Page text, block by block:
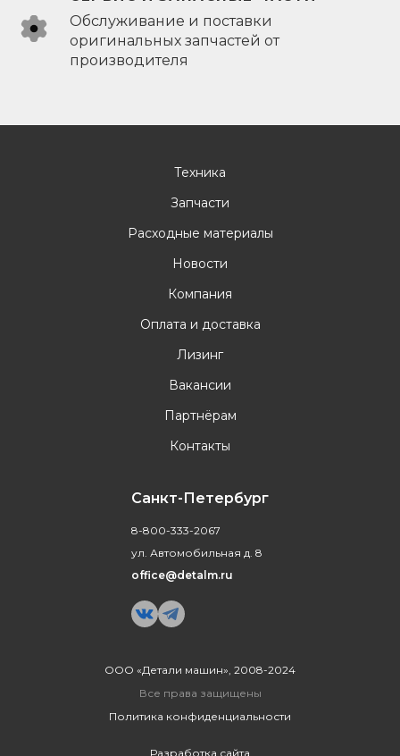
Обслуживание и поставки
оригинальных запчастей от
производителя
ООО «Детали машин», 2008-2024
Все права защищены
Политика конфиденциальности
Разработка сайта
Техника
Запчасти
Расходные материалы
Новости
Компания
Оплата и доставка
Лизинг
Вакансии
Партнёрам
Контакты
Санкт-Петербург
8-800-333-2067
ул. Автомобильная д. 8
office@detalm.ru